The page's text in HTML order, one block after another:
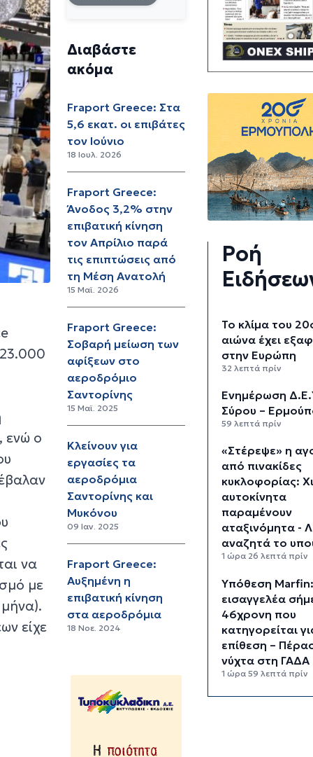
ενώ ο
να
με
είχε
Διαβάστε
ακόμα
Fraport Greece: Στα
5,6 εκατ. οι επιβάτες
τον Ιούνιο
18 Ιουλ. 2026
Fraport Greece:
Άνοδος 3,2% στην
επιβατική κίνηση
τον Απρίλιο παρά
τις επιπτώσεις από
τη Μέση Ανατολή
15 Μαϊ. 2026
Fraport Greece:
Σοβαρή μείωση των
αφίξεων στο
αεροδρόμιο
Σαντορίνης
15 Μαϊ. 2025
Κλείνουν για
εργασίες τα
αεροδρόμια
Σαντορίνης και
Μυκόνου
09 Ιαν. 2025
Fraport Greece:
Αυξημένη η
επιβατική κίνηση
στα αεροδρόμια
18 Νοε. 2024
Ροή
Το κλίμα του
αιώνα έχει
στην Ευρώπη
32 λεπτά πρίν
Ενημέρωση
Σύρου –
59 λεπτά πρίν
«Στέρεψε» η
από πινακίδες
κυκλοφορίας:
αυτοκίνητα
παραμένουν
αταξινόμητα -
αναζητά το
1 ώρα 26 λεπτά πρίν
Υπόθεση
εισαγγελέα
46χρονη που
κατηγορείται
επίθεση –
νύχτα στη ΓΑΔΑ
1 ώρα 59 λεπτά πρίν